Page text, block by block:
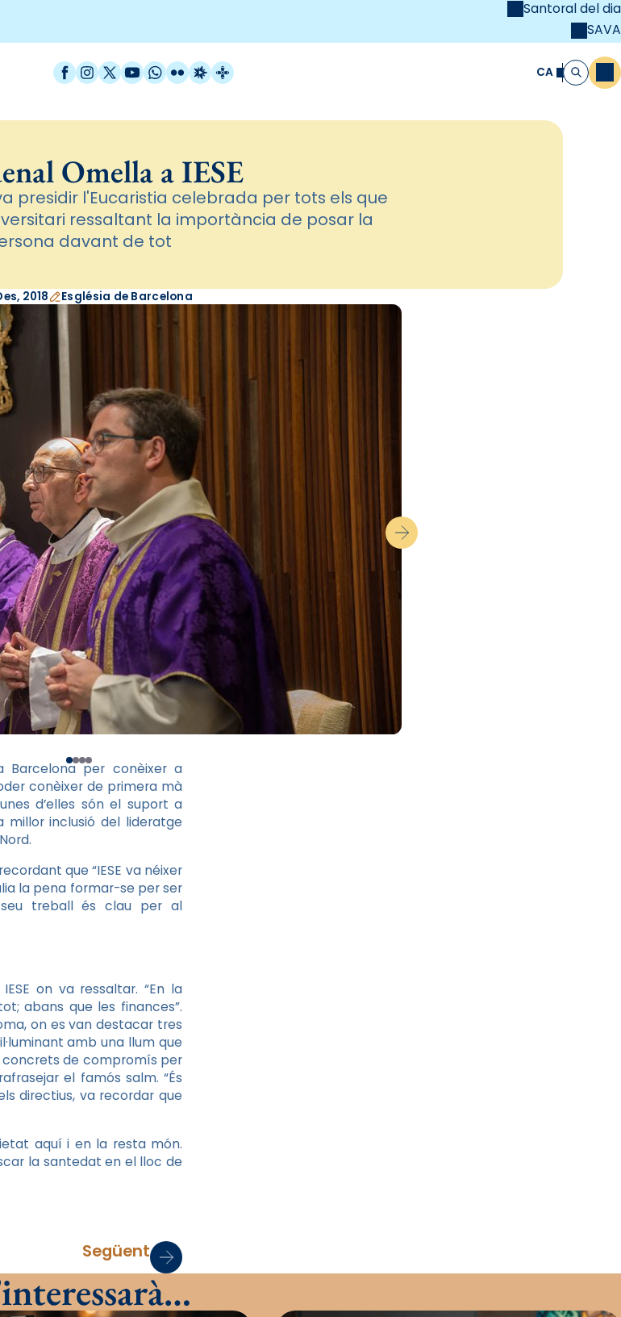
Santoral del dia
SAVA
Facebook
Instagram
X / Twitter
YouTube
WhatsApp
FlickrRadio Estel
Catalunya Cristiana CA Cerca
Omella a IESE
presidir l'Eucaristia celebrada per tots els que
ressaltant la importància de posar la
davant de tot
2018 Església de Barcelona
Barcelona per conèixer a
conèixer de primera mà
d’elles són el suport a
millor inclusió del lideratge
que “IESE va néixer
la pena formar-se per ser
seu treball és clau per al
IESE on va ressaltar. “En la
abans que les finances”.
on es van destacar tres
amb una llum que
concrets de compromís per
el famós salm. “És
directius, va recordar que
aquí i en la resta món.
la santedat en el lloc de
Següent